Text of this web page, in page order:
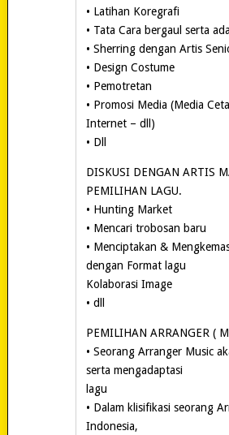
• Latihan Koregrafi
• Tata Cara bergaul serta
• Sherring dengan Artis
• Design Costume
• Pemotretan
• Promosi Media (Media
Internet – dll)
• Dll
DISKUSI DENGAN ARTIS
PEMILIHAN LAGU.
• Hunting Market
• Mencari trobosan baru
• Menciptakan &
dengan Format lagu
Kolaborasi Image
• dll
PEMILIHAN ARRANGER (
• Seorang Arranger Music
serta mengadaptasi
lagu
• Dalam klisifikasi seorang
Indonesia,